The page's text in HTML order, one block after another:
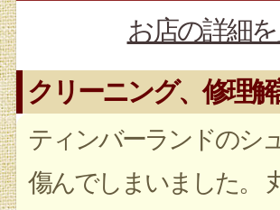
お店の詳細
クリーニング、修理
ティンバーランドのシ
傷んでしまいました。